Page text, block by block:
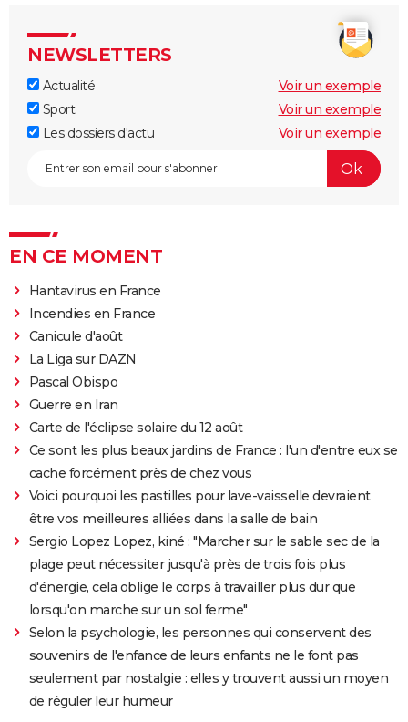
NEWSLETTERS
Actualité
Voir un exemple
Sport
Voir un exemple
Les dossiers d'actu
Voir un exemple
EN CE MOMENT
Hantavirus en France
Incendies en France
Canicule d'août
La Liga sur DAZN
Pascal Obispo
Guerre en Iran
Carte de l'éclipse solaire du 12 août
Ce sont les plus beaux jardins de France : l'un d'entre eux se
cache forcément près de chez vous
Voici pourquoi les pastilles pour lave-vaisselle devraient
être vos meilleures alliées dans la salle de bain
Sergio Lopez Lopez, kiné : "Marcher sur le sable sec de la
plage peut nécessiter jusqu'à près de trois fois plus
d'énergie, cela oblige le corps à travailler plus dur que
lorsqu'on marche sur un sol ferme"
Selon la psychologie, les personnes qui conservent des
souvenirs de l'enfance de leurs enfants ne le font pas
seulement par nostalgie : elles y trouvent aussi un moyen
de réguler leur humeur